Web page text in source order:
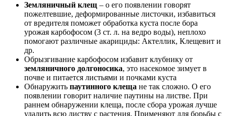
Земляничный клещ – о его появлении говорят
пожелтевшие, деформированные листочки, избавиться
от вредителя поможет обработка куста после бора
урожая карбофосом (3 ст. л. на ведро воды), неплохо
помогают различные акарициды: Актеллик, Клещевит и
др.
Обрызгивание карбофосом избавит клубнику от
земляничного долгоносика, это насекомое зимует в
почве и питается листьями и почками куста
Обнаружить паутинного клеща не так сложно. О его
появлении говорит наличие паутины на листве. При
раннем обнаружении клеща, после сбора урожая лучше
удалить всю листву с растения. Применяют для борьбы с